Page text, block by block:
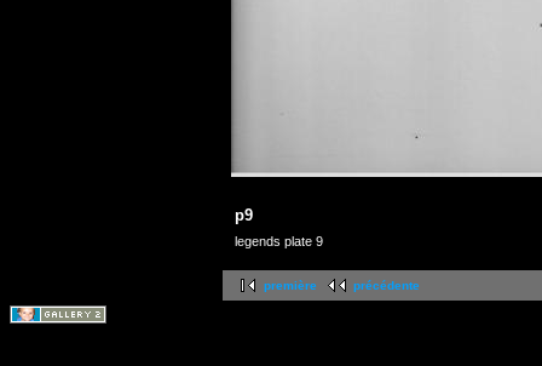
p9
legends plate 9
première précédente